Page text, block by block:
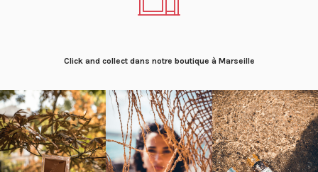
Click and collect dans notre boutique à Marseille